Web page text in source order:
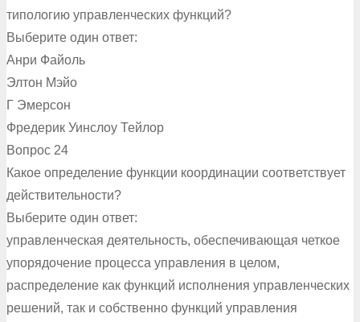
типологию управленческих функций?
Выберите один ответ:
Анри Файоль
Элтон Мэйо
Г Эмерсон
Фредерик Уинслоу Тейлор
Вопрос 24
Какое определение функции координации соответствует
действительности?
Выберите один ответ:
управленческая деятельность, обеспечивающая четкое
упорядочение процесса управления в целом,
распределение как функций исполнения управленческих
решений, так и собственно функций управления